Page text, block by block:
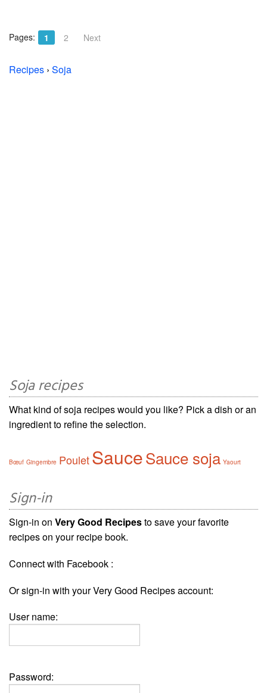
Pages: 1 2 Next
Recipes › Soja
Soja recipes
What kind of soja recipes would you like? Pick a dish or an
ingredient to refine the selection.
Bœuf Gingembre PouletSauceSauce soja Yaourt
Sign-in
Sign-in on Very Good Recipesto save your favorite
recipes on your recipe book.
Connect with Facebook :
Or sign-in with your Very Good Recipes account:
User name:
Password: